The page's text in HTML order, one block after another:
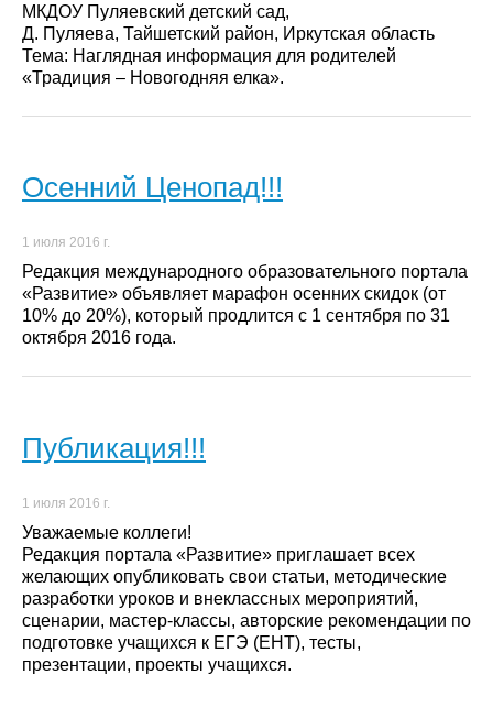
МКДОУ Пуляевский детский сад,
Д. Пуляева, Тайшетский район, Иркутская область
Тема: Наглядная информация для родителей
«Традиция – Новогодняя елка».
Осенний Ценопад!!!
1 июля 2016 г.
Редакция международного образовательного портала
«Развитие» объявляет марафон осенних скидок (от
10% до 20%), который продлится с 1 сентября по 31
октября 2016 года.
Публикация!!!
1 июля 2016 г.
Уважаемые коллеги!
Редакция портала «Развитие» приглашает всех
желающих опубликовать свои статьи, методические
разработки уроков и внеклассных мероприятий,
сценарии, мастер-классы, авторские рекомендации по
подготовке учащихся к ЕГЭ (ЕНТ), тесты,
презентации, проекты учащихся.